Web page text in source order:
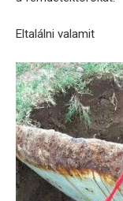
Eltalálni valamit